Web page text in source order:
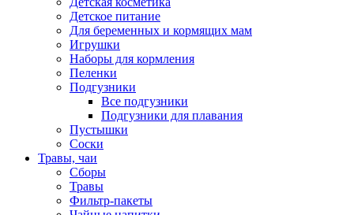
Детское питание
Для беременных и кормящих мам
Игрушки
Наборы для кормления
Пеленки
Подгузники
Все подгузники
Подгузники для плавания
Пустышки
Соски
Травы, чаи
Сборы
Травы
Фильтр-пакеты